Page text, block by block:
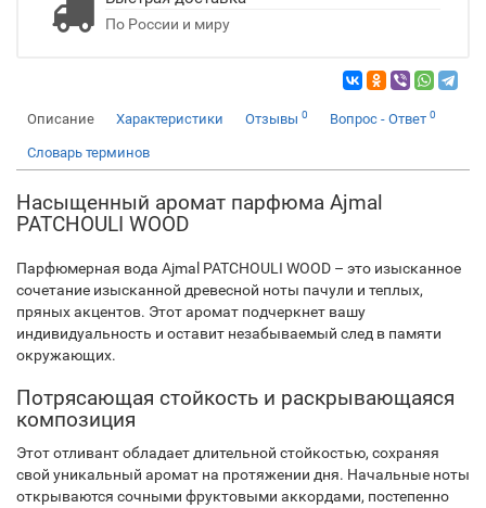
По России и миру
Описание Характеристики Отзывы 0 Вопрос - Ответ 0
Словарь терминов
Насыщенный аромат парфюма Ajmal
PATCHOULI WOOD
Парфюмерная вода Ajmal PATCHOULI WOOD – это изысканное
сочетание изысканной древесной ноты пачули и теплых,
пряных акцентов. Этот аромат подчеркнет вашу
индивидуальность и оставит незабываемый след в памяти
окружающих.
Потрясающая стойкость и раскрывающаяся
композиция
Этот отливант обладает длительной стойкостью, сохраняя
свой уникальный аромат на протяжении дня. Начальные ноты
открываются сочными фруктовыми аккордами, постепенно